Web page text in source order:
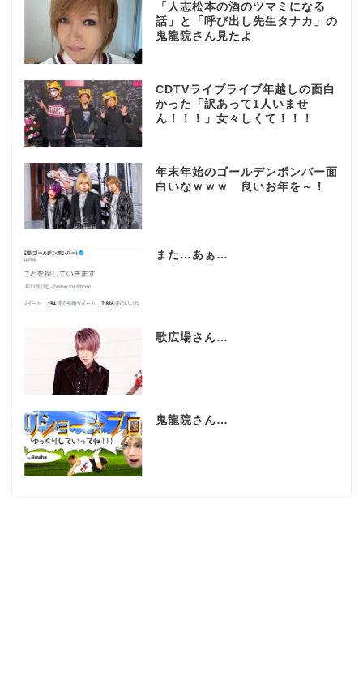
「人志松本の酒のツマミになる
話」と「呼び出し先生タナカ」の
鬼龍院さん見たよ
CDTVライブライブ年越しの面白
かった「訳あって1人いませ
ん！！！」女々しくて！！！
年末年始のゴールデンボンバー面
白いなｗｗｗ 良いお年を～！
また…あぁ…
歌広場さん…
鬼龍院さん…